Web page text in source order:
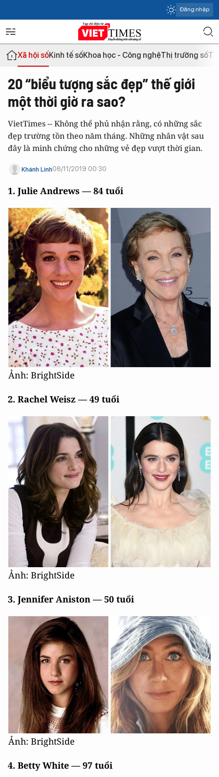
Đăng nhập
Xã hội sốKinh tế sốKhoa học - Công nghệThị trường số
20 “biểu tượng sắc đẹp” thế giới
một thời giờ ra sao?
VietTimes -- Không thể phủ nhận rằng, có những sắc
đẹp trường tồn theo năm tháng. Những nhân vật sau
đây là minh chứng cho những vẻ đẹp vượt thời gian.
Khánh Linh08/11/2019 00:30
1. Julie Andrews — 84 tuổi
Ảnh: BrightSide
2. Rachel Weisz — 49 tuổi
Ảnh: BrightSide
3. Jennifer Aniston — 50 tuổi
Ảnh: BrightSide
4. Betty White — 97 tuổi